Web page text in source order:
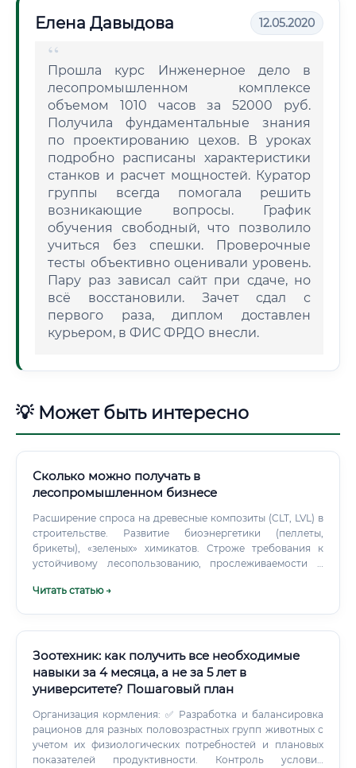
Елена Давыдова 12.05.2020
Прошла курс Инженерное дело в
лесопромышленном комплексе
объемом 1010 часов за 52000 руб.
Получила фундаментальные знания
по проектированию цехов. В уроках
подробно расписаны характеристики
станков и расчет мощностей. Куратор
группы всегда помогала решить
возникающие вопросы. График
обучения свободный, что позволило
учиться без спешки. Проверочные
тесты объективно оценивали уровень.
Пару раз зависал сайт при сдаче, но
всё восстановили. Зачет сдал с
первого раза, диплом доставлен
курьером, в ФИС ФРДО внесли.
💡 Может быть интересно
Сколько можно получать в
лесопромышленном бизнесе
Расширение спроса на древесные композиты (CLT, LVL) в
строительстве. Развитие биоэнергетики (пеллеты,
брикеты), «зеленых» химикатов. Строже требования к
устойчивому лесопользованию, прослеживаемости и
Читать статью →
Зоотехник: как получить все необходимые
навыки за 4 месяца, а не за 5 лет в
университете? Пошаговый план
Организация кормления: ✅ Разработка и балансировка
рационов для разных половозрастных групп животных с
учетом их физиологических потребностей и плановых
показателей продуктивности. Контроль условий